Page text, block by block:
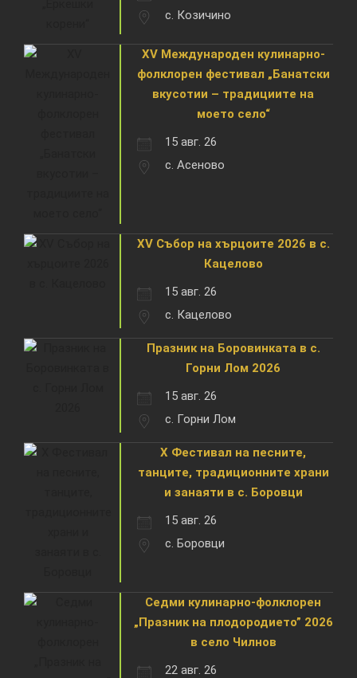
с. Козичино
XV Международен кулинарно-
фолклорен фестивал „Банатски
вкусотии – традициите на
моето село“
15 авг. 26
с. Асеново
XV Събор на хърцоите 2026 в с.
Кацелово
15 авг. 26
с. Кацелово
Празник на Боровинката в с.
Горни Лом 2026
15 авг. 26
с. Горни Лом
X Фестивал на песните,
танците, традиционните храни
и занаяти в с. Боровци
15 авг. 26
с. Боровци
Седми кулинарно-фолклорен
„Празник на плодородието” 2026
в село Чилнов
22 авг. 26